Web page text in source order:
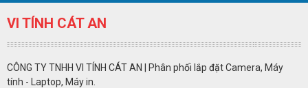
VI TÍNH CÁT AN
CÔNG TY TNHH VI TÍNH CÁT AN | Phân phối lắp đặt Camera, Máy
tính - Laptop, Máy in.